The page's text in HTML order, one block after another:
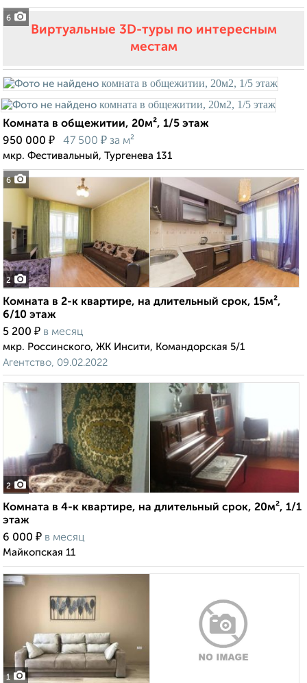
6
Виртуальные 3D-туры по интересным
местам
6
Комната в общежитии, 20м², 1/5 этаж
950 000 ₽ 47 500 ₽ за м²
мкр. Фестивальный, Тургенева 131
2
Комната в 2-к квартире, на длительный срок, 15м²,
6/10 этаж
5 200 ₽ в месяц
мкр. Россинского, ЖК Инсити, Командорская 5/1
Агентство, 09.02.2022
2
Комната в 4-к квартире, на длительный срок, 20м², 1/1
этаж
6 000 ₽ в месяц
Майкопская 11
1